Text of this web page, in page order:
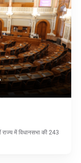
में विधानसभा की 243